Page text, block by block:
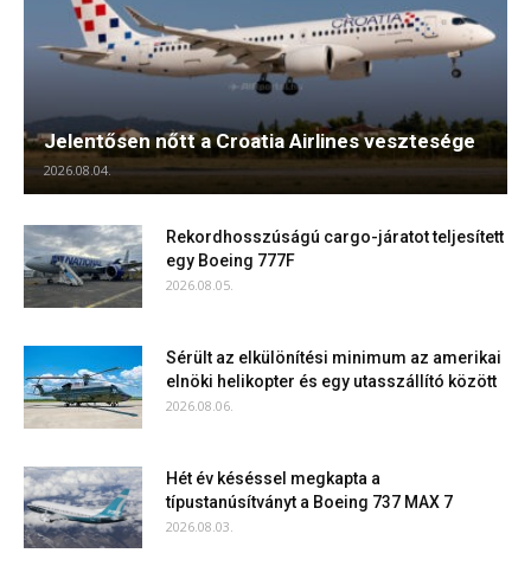
Jelentősen nőtt a Croatia Airlines vesztesége
2026.08.04.
Rekordhosszúságú cargo-járatot teljesített
egy Boeing 777F
2026.08.05.
Sérült az elkülönítési minimum az amerikai
elnöki helikopter és egy utasszállító között
2026.08.06.
Hét év késéssel megkapta a
típustanúsítványt a Boeing 737 MAX 7
2026.08.03.